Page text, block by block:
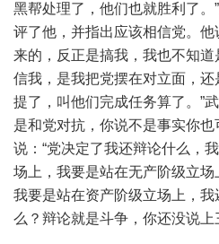
黑帮处理了，他们也就胜利了。
评了他，并指出应该相信党。他
来的，反正是搞我，我也不知
信我，是我把党摆在对立面，
提了，叫他们完成任务算了。”
是和党对抗，你说不是事实你
说：“党决定了我还辩论什么，
场上，我要是站在无产阶级立场
我要是站在资产阶级立场上，
么？辩论就是斗争，你还没说上